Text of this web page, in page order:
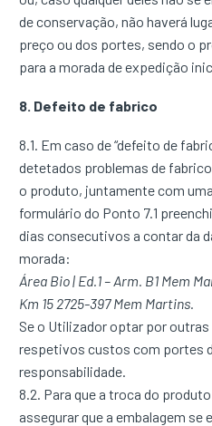
de conservação, não haverá
preço ou dos portes, sendo o
para a morada de expedição
8. Defeito de fabrico
8.1. Em caso de “defeito de
detetados problemas de
o produto, juntamente com
formulário do Ponto 7.1
dias consecutivos a contar da
morada:
Área Bio | Ed.1 – Arm. B1 Mem
Km 15 2725-397 Mem Martins.
Se o Utilizador optar por
respetivos custos com portes
responsabilidade.
8.2. Para que a troca do
assegurar que a embalagem